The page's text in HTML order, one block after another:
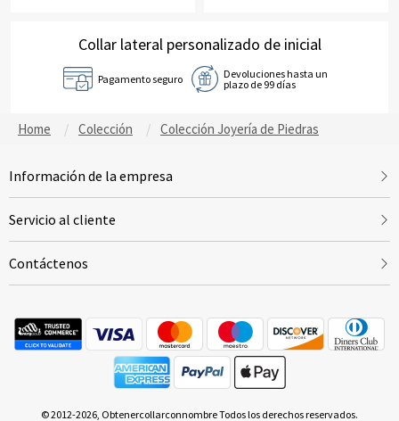
Collar lateral personalizado de inicial
Pagamento seguro
Devoluciones hasta un
plazo de 99 días
Home Colección Colección Joyería de Piedras
Información de la empresa
Servicio al cliente
Contáctenos
© 2012-2026, Obtenercollarconnombre Todos los derechos reservados.